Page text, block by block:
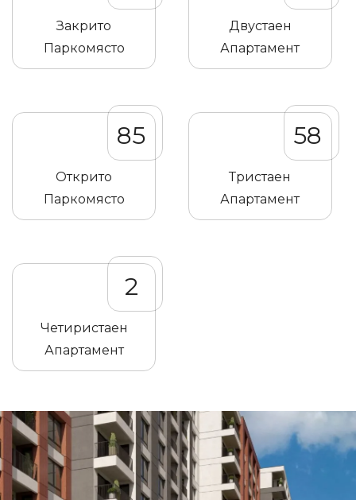
Закрито
Паркомясто
Двустаен
Апартамент
85
Открито
Паркомясто
58
Тристаен
Апартамент
2
Четиристаен
Апартамент